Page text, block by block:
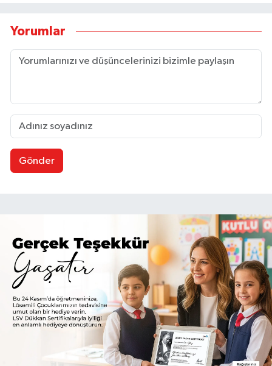
Yorumlar
Gönder